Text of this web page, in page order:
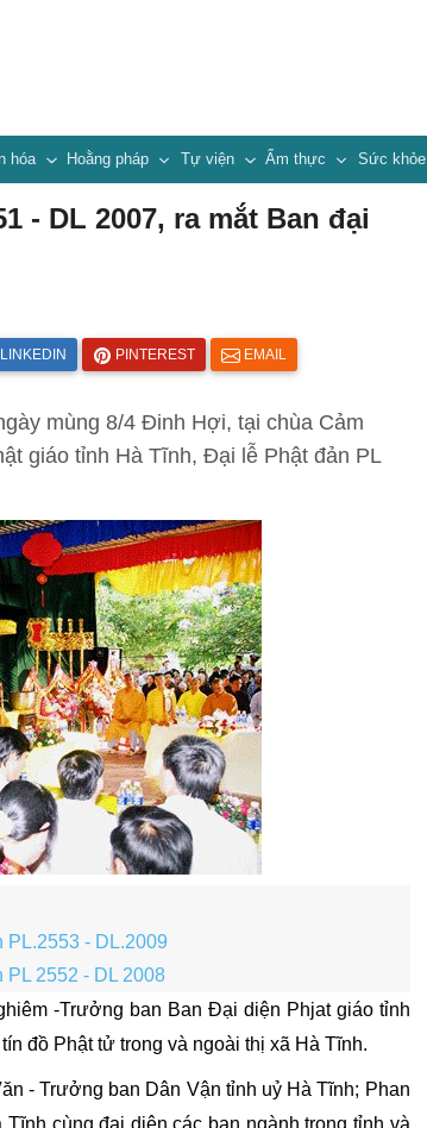
hóa Hoằng pháp Tự viện Ẩm thực Sức khỏe
- DL 2007, ra mắt Ban đại
LINKEDIN PINTEREST EMAIL
mùng 8/4 Đinh Hợi, tại chùa Cảm
giáo tỉnh Hà Tĩnh, Đại lễ Phật đản PL
- DL.2009
2552 - DL 2008
-Trưởng ban Ban Đại diện Phjat giáo tỉnh
đồ Phật tử trong và ngoài thị xã Hà Tĩnh.
- Trưởng ban Dân Vận tỉnh uỷ Hà Tĩnh; Phan